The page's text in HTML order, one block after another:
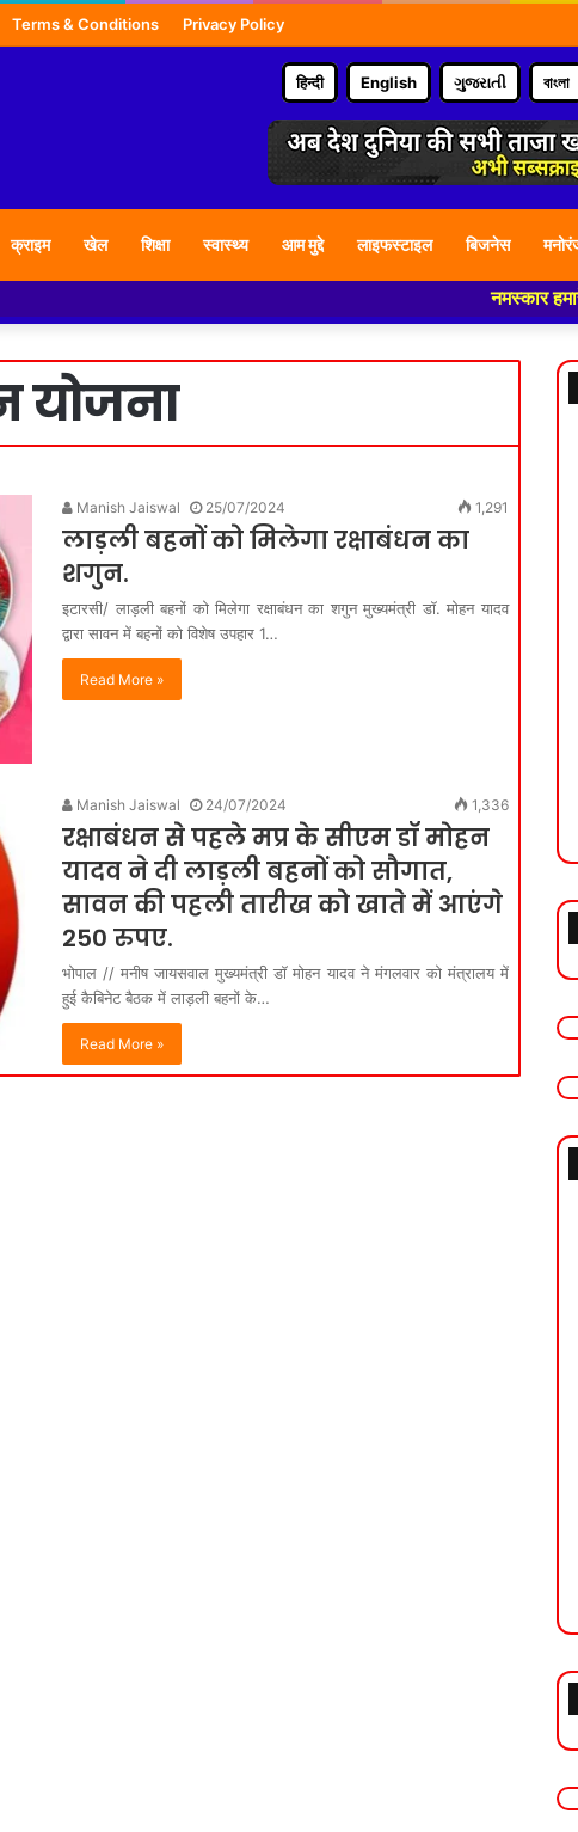
Terms & Conditions Privacy Policy
हिन्दी English ગુજરાતી বাংলা
क्राइम खेल शिक्षा स्वास्थ्य आम मुद्दे लाइफस्टाइल बिजनेस
नमस्कार हमारे न्यूज
योजना
Manish Jaiswal 25/07/2024 1,291
लाड़ली बहनों को मिलेगा रक्षाबंधन का
शगुन.
इटारसी/ लाड़ली बहनों को मिलेगा रक्षाबंधन का शगुन मुख्यमंत्री डॉ. मोहन यादव
द्वारा सावन में बहनों को विशेष उपहार 1…
Read More »
Manish Jaiswal 24/07/2024 1,336
रक्षाबंधन से पहले मप्र के सीएम डॉ मोहन
यादव ने दी लाड़ली बहनों को सौगात,
सावन की पहली तारीख को खाते में आएंगे
250 रुपए.
भोपाल // मनीष जायसवाल मुख्यमंत्री डॉ मोहन यादव ने मंगलवार को मंत्रालय में
हुई कैबिनेट बैठक में लाड़ली बहनों के…
Read More »